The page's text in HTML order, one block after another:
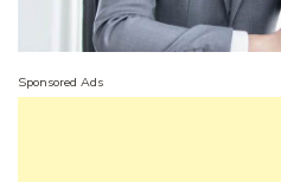
Sponsored Ads